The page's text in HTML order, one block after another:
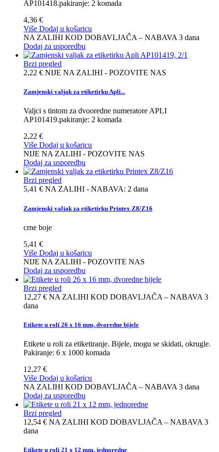
AP101418.pakiranje: 2 komada
4,36 €
Više Dodaj u košaricu
NA ZALIHI KOD DOBAVLJAČA – NABAVA 3 dana
Dodaj za usporedbu
Brzi pregled
2,22 € NIJE NA ZALIHI - POZOVITE NAS
Zamjenski valjak za etiketirku Apli...
Valjci s tintom za dvooredne numeratore APLI
AP101419.pakiranje: 2 komada
2,22 €
Više Dodaj u košaricu
NIJE NA ZALIHI - POZOVITE NAS
Dodaj za usporedbu
Brzi pregled
5,41 € NA ZALIHI - NABAVA: 2 dana
Zamjenski valjak za etiketirku Printex Z8/Z16
crne boje
5,41 €
Više Dodaj u košaricu
NIJE NA ZALIHI - POZOVITE NAS
Dodaj za usporedbu
Brzi pregled
12,27 € NA ZALIHI KOD DOBAVLJAČA – NABAVA 3
dana
Etikete u roli 26 x 16 mm, dvoredne bijele
Etikete u roli za etiketiranje. Bijele, mogu se skidati, okrugle.
Pakiranje: 6 x 1000 komada
12,27 €
Više Dodaj u košaricu
NA ZALIHI KOD DOBAVLJAČA – NABAVA 3 dana
Dodaj za usporedbu
Brzi pregled
12,54 € NA ZALIHI KOD DOBAVLJAČA – NABAVA 3
dana
Etikete u roli 21 x 12 mm, jednoredne